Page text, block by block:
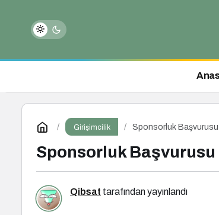
Girişimcilik Sponsorluk Başvurusu
Sponsorluk Başvurusu
Qibsat tarafından yayınlandı